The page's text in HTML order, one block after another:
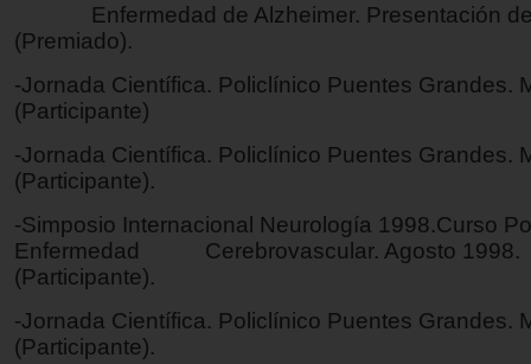
Enfermedad de Alzheimer. Presentación de
(Premiado).
-Jornada Científica. Policlínico Puentes Grandes.
(Participante)
-Jornada Científica. Policlínico Puentes Grandes.
(Participante).
-Simposio Internacional Neurología 1998.Curso
Enfermedad Cerebrovascular. Agosto 1998.
(Participante).
-Jornada Científica. Policlínico Puentes Grandes.
(Participante).